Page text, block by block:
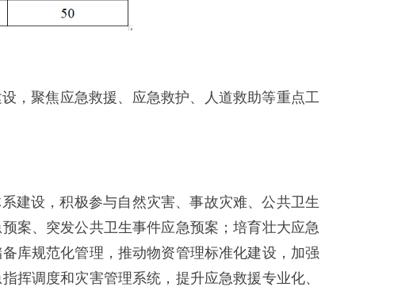
，聚焦应急救援、应急救护、人道救助等重点工
建设，积极参与自然灾害、事故灾难、公共卫生
案、突发公共卫生事件应急预案；培育壮大应急
库规范化管理，推动物资管理标准化建设，加强
挥调度和灾害管理系统，提升应急救援专业化、